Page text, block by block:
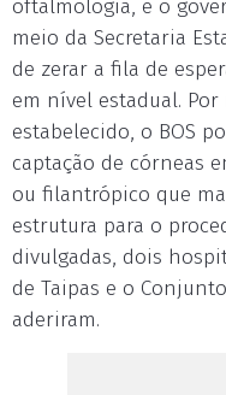
oftalmologia, e o
meio da Secretaria
de zerar a fila de
em nível estadual.
estabelecido, o BOS
captação de córneas
ou filantrópico que
estrutura para o
divulgadas, dois
de Taipas e o
aderiram.